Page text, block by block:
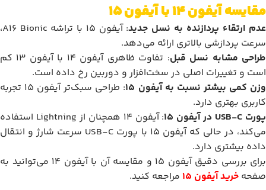
مقایسه آیفون 14 با آیفون 15
عدم ارتقاء پردازنده به نسل جدید
: آیفون 15 با تراشه A16 Bionic،
سرعت پردازشی بالاتری ارائه می‌دهد.
طراحی مشابه نسل قبل
: تفاوت ظاهری آیفون 14 با آیفون 13 کم
است و تغییرات اصلی در سخت‌افزار و دوربین رخ داده است.
وزن کمی بیشتر نسبت به آیفون 15
: طراحی سبک‌تر آیفون 15 تجربه
کاربری بهتری دارد.
پورت USB-C در آیفون 15
: آیفون 14 همچنان از Lightning استفاده
می‌کند، در حالی که آیفون 15 با پورت USB-C سرعت شارژ و انتقال
داده بیشتری دارد.
برای بررسی دقیق آیفون 15 و مقایسه آن با آیفون 14 می‌توانید به
صفحه خرید آیفون 15 مراجعه کنید.